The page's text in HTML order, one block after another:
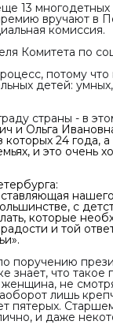
13
вручают в
комиссия.
Комитета по
потому
детей:
страны - в
и Ольга
24 года,
и это очень
с
которые
и той
поручению
что такое
не
лишь
пятерых.
и даже